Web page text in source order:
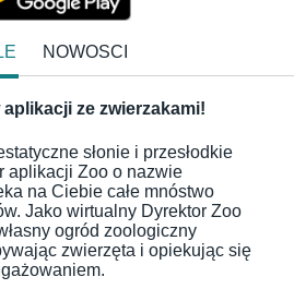
NOWOSCI
ze zwierzakami!
słonie i przesłodkie
aplikacji Zoo o nazwie
na Ciebie całe mnóstwo
Jako wirtualny Dyrektor Zoo
ogród zoologiczny
zwierzęta i opiekując się